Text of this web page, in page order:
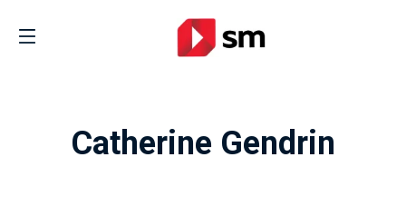
Catherine Gendrin